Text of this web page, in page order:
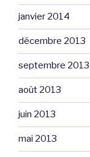
janvier 2014
décembre 2013
septembre 2013
août 2013
juin 2013
mai 2013